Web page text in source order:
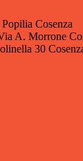
Cosenza
A. Morrone
30